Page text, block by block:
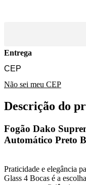
Entrega
Não sei meu CEP
Descrição do
Fogão Dako
Automático Preto
Praticidade e elegância
Glass 4 Bocas é a